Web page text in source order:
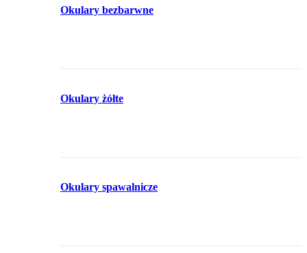
Okulary bezbarwne
Okulary żółte
Okulary spawalnicze